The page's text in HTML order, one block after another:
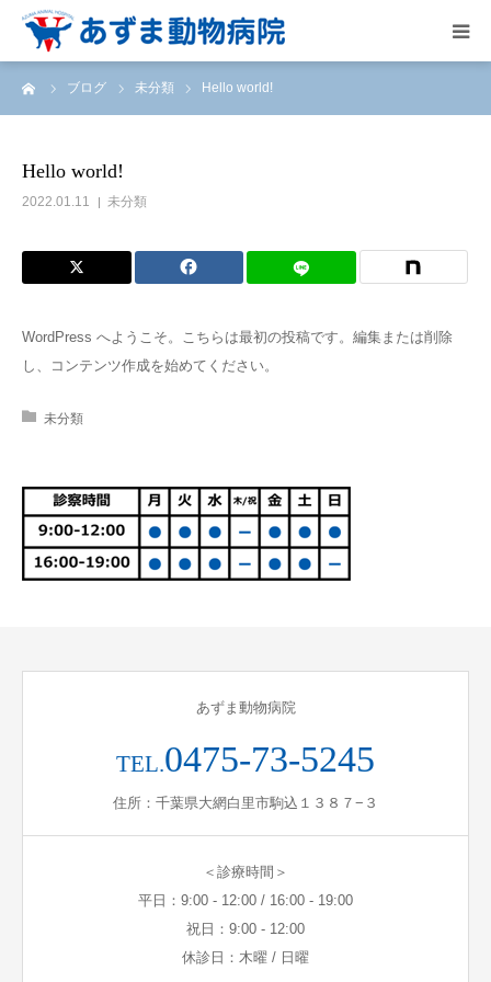
ブログ 未分類 Hello world!
Hello world!
2022.01.11 未分類
WordPress へようこそ。こちらは最初の投稿です。編集または削除
し、コンテンツ作成を始めてください。
未分類
あずま動物病院
TEL.0475-73-5245
住所：千葉県大網白里市駒込１３８７−３
＜診療時間＞
平日：9:00 - 12:00 / 16:00 - 19:00
祝日：9:00 - 12:00
休診日：木曜 / 日曜
HOME
スタッフ紹介
アクセス